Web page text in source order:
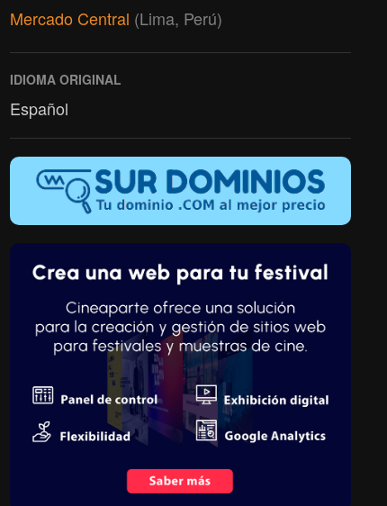
Mercado Central (Lima, Perú)
IDIOMA ORIGINAL
Español